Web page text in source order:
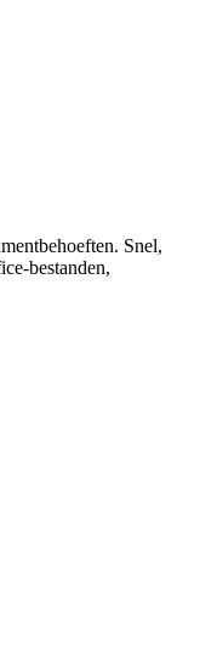
Snel,
bestanden,